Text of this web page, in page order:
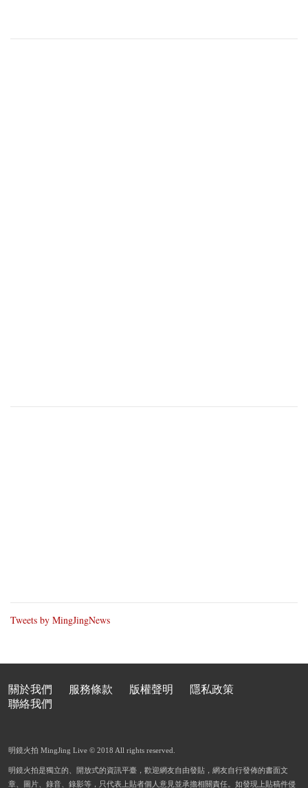
Tweets by MingJingNews
關於我們 服務條款 版權聲明
隱私政策
聯絡我們
明鏡火拍 MingJing Live © 2018 All rights reserved.
明鏡火拍是獨立的、開放式的資訊平臺，歡迎網友自由發貼，網友自行發佈的書面文
章、圖片、錄音、錄影等，只代表上貼者個人意見並承擔相關責任。如發現上貼稿件侵